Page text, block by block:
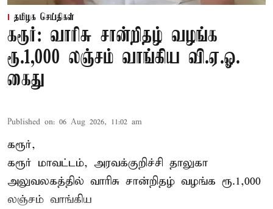
தமிழக செய்திகள்
கரூர்: வாரிசு சான்றிதழ் வழங்க
ரூ.1,000 லஞ்சம் வாங்கிய வி.ஏ.ஓ.
கைது
Published on: 06 Aug 2026, 11:02 am
கரூர்,
கரூர் மாவட்டம், அரவக்குறிச்சி தாலுகா
அலுவலகத்தில் வாரிசு சான்றிதழ் வழங்க ரூ.1,000
லஞ்சம் வாங்கிய